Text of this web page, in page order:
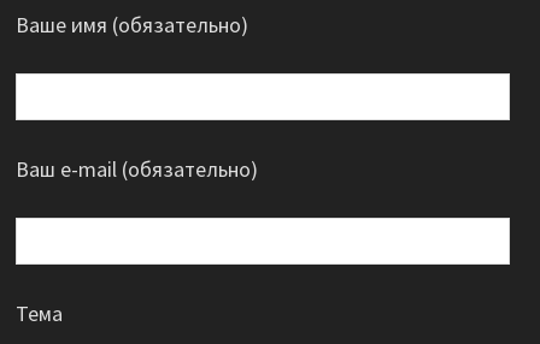
Ваше имя (обязательно)
Ваш e-mail (обязательно)
Тема